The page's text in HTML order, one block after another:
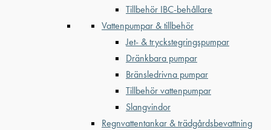
Tillbehör IBC-behållare
Vattenpumpar & tillbehör
Jet- & tryckstegringspumpar
Dränkbara pumpar
Bränsledrivna pumpar
Tillbehör vattenpumpar
Slangvindor
Regnvattentankar & trädgårdsbevattning